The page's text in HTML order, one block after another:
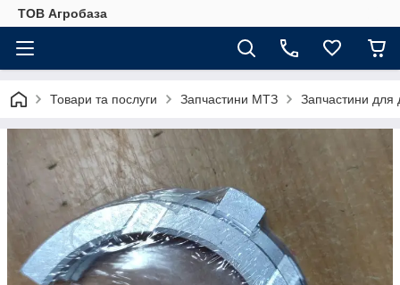
ТОВ Агробаза
Товари та послуги Запчастини МТЗ Запчастини для